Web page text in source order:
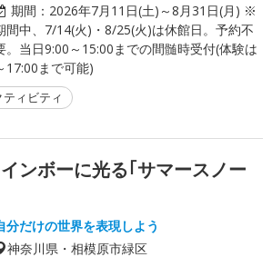
期間： 2026年7月11日(土)～8月31日(月) ※
間中、7/14(火)・8/25(火)は休館日。予約不
。当日9:00～15:00までの間髄時受付(体験は
17:00まで可能)
ィビティ
ンボーに光る｢サマースノー
分だけの世界を表現しよう
神奈川県・相模原市緑区